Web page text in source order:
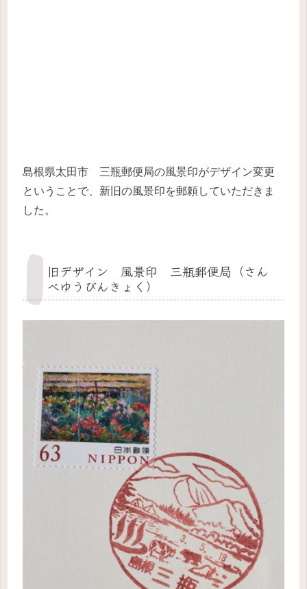
島根県太田市 三瓶郵便局の風景印がデザイン変更
ということで、新旧の風景印を郵頼していただきま
した。
旧デザイン 風景印 三瓶郵便局（さん
べゆうびんきょく）